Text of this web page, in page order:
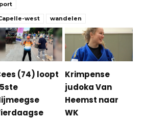
west
wandelen
(74) loopt
Krimpense
judoka Van
Heemst naar
WK